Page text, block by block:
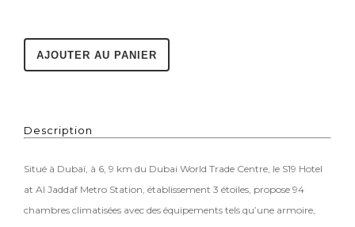
Description
Situé à Dubaï, à 6, 9 km du Dubai World Trade Centre, le S19 Hotel
at Al Jaddaf Metro Station, établissement 3 étoiles, propose 94
chambres climatisées avec des équipements tels qu’une armoire,
AJOUTER AU PANIER